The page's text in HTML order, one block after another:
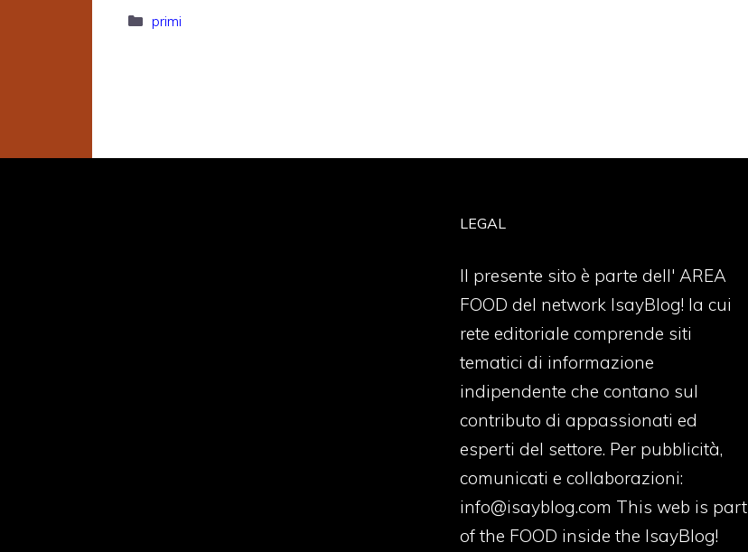
Categorie
primi
LEGAL
Il presente sito è parte dell' AREA
FOOD del network IsayBlog! la cui
rete editoriale comprende siti
tematici di informazione
indipendente che contano sul
contributo di appassionati ed
esperti del settore. Per pubblicità,
comunicati e collaborazioni:
info@isayblog.com This web is part
of the FOOD inside the IsayBlog!